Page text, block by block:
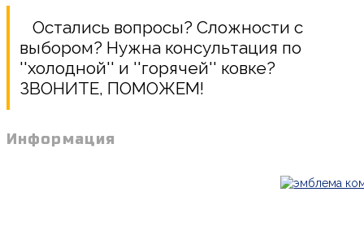
Остались вопросы? Сложности с
выбором? Нужна консультация по
''холодной'' и ''горячей'' ковке?
ЗВОНИТЕ, ПОМОЖЕМ!
Информация